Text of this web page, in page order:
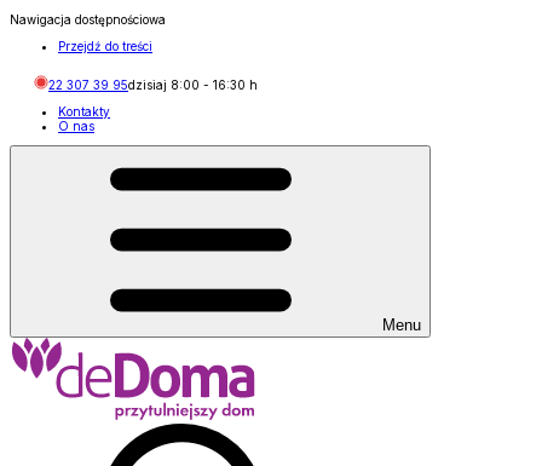
Nawigacja dostępnościowa
Przejdź do treści
22 307 39 95dzisiaj 8:00 - 16:30 h
Kontakty
O nas
Menu